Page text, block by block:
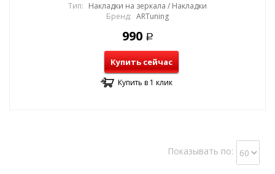
Тип: Накладки на зеркала / Накладки
Бренд: ARTuning
990 Р
Купить сейчас
Купить в 1 клик
Показывать по: